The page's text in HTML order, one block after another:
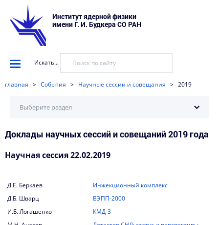
Институт ядерной физики
имени Г. И. Будкера СО РАН
Искать...
главная > События > Научные сессии и совещания > 2019
2026
2023
Выберите раздел
Доклады научных сессий и совещаний 2019 года
Научная сессия 22.02.2019
Д.Е. Беркаев
Инжекционный комплекс
Д.Б. Шварц
ВЭПП-2000
И.Б. Логашенко
КМД-3